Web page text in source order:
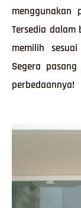
menggunakan
Tersedia
memilih
Segera
perbedaannya!